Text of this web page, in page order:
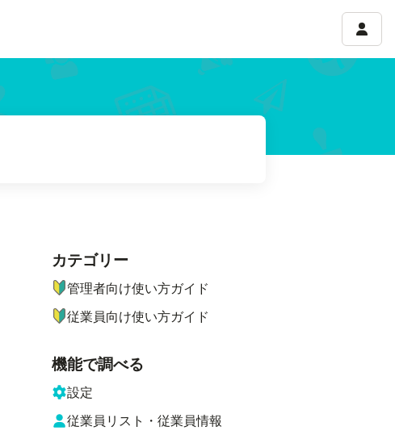
アカ
ナビゲーションメニュー
カテゴリー
管理者向け使い方ガイド
従業員向け使い方ガイド
機能で調べる
設定
従業員リスト・従業員情報